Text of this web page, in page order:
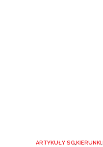
ARTYKUŁY SG,KIERUNKI ,